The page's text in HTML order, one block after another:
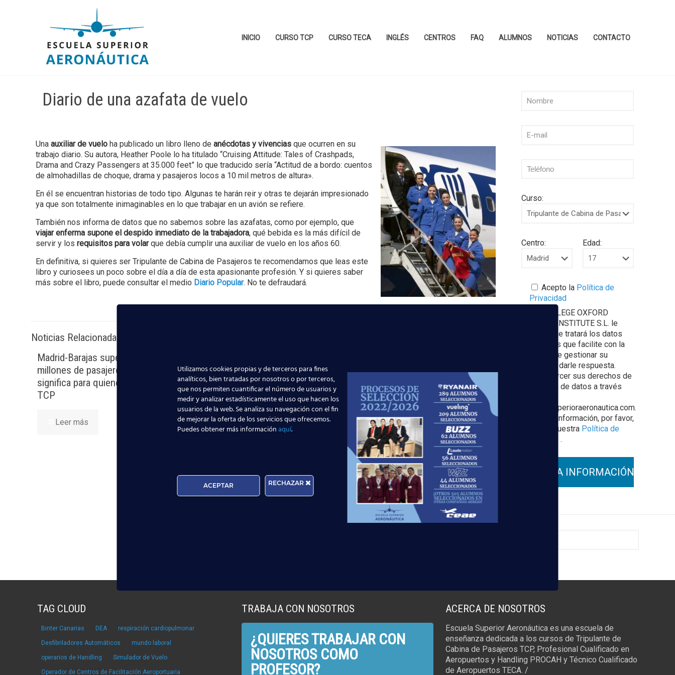
INICIO CURSO TCP CURSO TECA INGLÉS CENTROS FAQ ALUMNOS NOTICIAS CONTACTO
Diario de una azafata de vuelo
Unaauxiliar de vuelo ha publicado un libro lleno deanécdotas y vivencias que ocurren en su
trabajo diario. Su autora, Heather Poole lo ha titulado “Cruising Attitude: Tales of Crashpads,
Drama and Crazy Passengers at 35.000 feet” lo que traducido sería “Actitud de a bordo: cuentos
de almohadillas de choque, drama y pasajeros locos a 10 mil metros de altura».
En él se encuentran historias de todo tipo. Algunas te harán reir y otras te dejarán impresionado
ya que son totalmente inimaginables en lo que trabajar en un avión se refiere.
También nos informa de datos que no sabemos sobre las azafatas, como por ejemplo, que
viajar enferma supone el despido inmediato de la trabajadora, qué bebida es la más difícil de
servir y losrequisitos para volarque debía cumplir una auxiliar de vuelo en los años 60.
En definitiva, si quieres ser Tripulante de Cabina de Pasajeros te recomendamos que leas este
libro y curiosees un poco sobre el día a día de esta apasionante profesión. Y si quieres saber
más sobre el libro, puede consultar el medio Diario Popular. No te defraudará.
Noticias Relacionadas
Madrid-Barajas supera los 6
millones de pasajeros junio: qué
significa para quienes quieren ser
TCP
Leer más
la aviación te busca en 2026
Leer más
supera los 6 millones de pasajeros
en mayo: ¿qué significa para el
empleo de TCP?
Leer más
Curso:
Centro: Edad:
Acepto laPolítica de
Privacidad
EUROCOLLEGE OXFORD
ENGLISH INSTITUTE S.L. le
informa que tratará los datos
personales que facilite con la
finalidad de gestionar su
consulta y darle respuesta.
Puede ejercer sus derechos de
protección de datos a través
escuelasuperioraeronautica.com.
Para más información, por favor,
consulte nuestra Política de
.
TAG CLOUD
Binter Canarias DEA respiración cardiopulmonar
Desfibriladores Automáticos mundo laboral
operarios de Handling Simulador de Vuelo
Operador de Centros de Facilitación Aeroportuaria
TRABAJA CON NOSOTROS
¿QUIERES TRABAJAR CON
NOSOTROS COMO
PROFESOR?
ACERCA DE NOSOTROS
Escuela Superior Aeronáutica es una escuela de
enseñanza dedicada a los cursos de Tripulante de
Cabina de Pasajeros TCP, Profesional Cualificado en
Aeropuertos y Handling PROCAH y Técnico Cualificado
de Aeropuertos TECA. /
Utilizamos cookies propias y de terceros para fines
analíticos, bien tratadas por nosotros o por terceros,
que nos permiten cuantificar el número de usuarios y
medir y analizar estadísticamente el uso que hacen los
usuarios de la web. Se analiza su navegación con el fin
de mejorar la oferta de los servicios que ofrecemos.
Puedes obtener más informaciónaquí.
ACEPTAR RECHAZAR